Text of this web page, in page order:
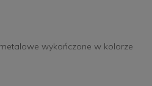
wykończone w kolorze